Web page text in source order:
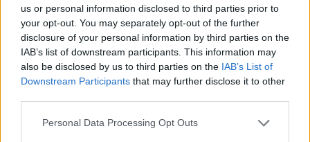
us or personal information disclosed to third parties prior to
your opt-out. You may separately opt-out of the further
disclosure of your personal information by third parties on the
IAB’s list of downstream participants. This information may
also be disclosed by us to third parties on the IAB’s List of
Downstream Participants that may further disclose it to other
Personal Data Processing Opt Outs
būdus, todėl, nors idėją naudotis fontanu jos
galėjo gauti iš kitų paukščių, tikėtina, kad
smulkias detales jos išsiaiškino individualiai,
bandymų ir klaidų būdu.
„Apskritai tai rodo, kad šis elgesys yra plačiai